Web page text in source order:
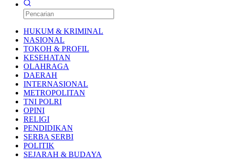
HUKUM & KRIMINAL
NASIONAL
TOKOH & PROFIL
KESEHATAN
OLAHRAGA
DAERAH
INTERNASIONAL
METROPOLITAN
TNI POLRI
OPINI
RELIGI
PENDIDIKAN
SERBA SERBI
POLITIK
SEJARAH & BUDAYA